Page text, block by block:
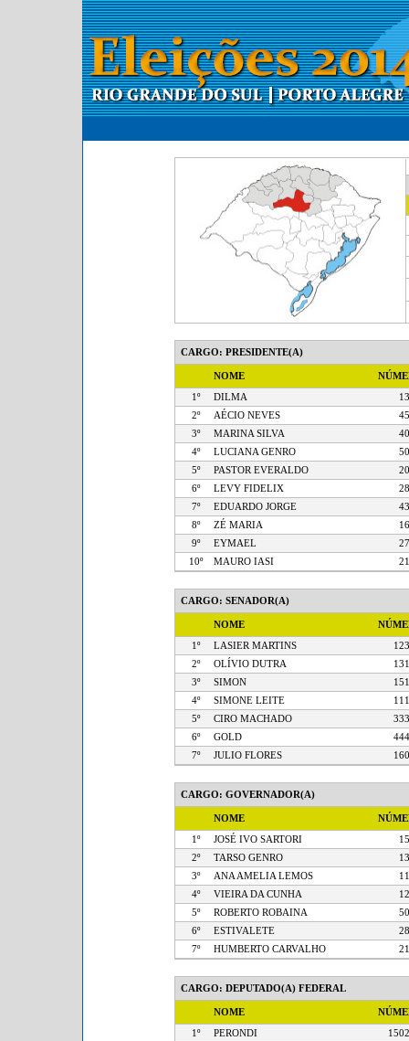
CARGO: PRESIDENTE(A)
NOME
1º DILMA
2º
AÉCIO NEVES
3º
MARINA SILVA
4º
LUCIANA GENRO
5º
PASTOR EVERALDO
6º
LEVY FIDELIX
7º
EDUARDO JORGE
8º
ZÉ MARIA
9º
EYMAEL
10º
MAURO IASI
CARGO: SENADOR(A)
NOME
1º LASIER MARTINS
2º
OLÍVIO DUTRA
3º
SIMON
4º
SIMONE LEITE
5º
CIRO MACHADO
6º
GOLD
7º
JULIO FLORES
CARGO: GOVERNADOR(A)
NOME
1º JOSÉ IVO SARTORI
2º
TARSO GENRO
3º
ANA AMELIA LEMOS
4º
VIEIRA DA CUNHA
5º
ROBERTO ROBAINA
6º
ESTIVALETE
7º
HUMBERTO CARVALHO
CARGO: DEPUTADO(A) FEDERAL
NOME
1º PERONDI